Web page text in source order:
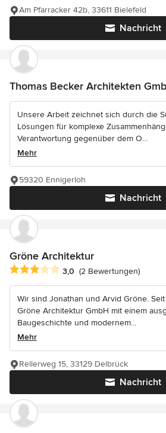
Nachricht
Am Pfarracker 42b, 33611 Bielefeld
Thomas Becker Architekten
Unsere Arbeit zeichnet sich durch die
Lösungen für komplexe
Verantwortung gegenüber dem O...
Mehr
Nachricht
59320 Ennigerloh
Gröne Architektur
Durchschnittliche Bewertung: 3 von 5
3,0 (2 Bewertungen)
Wir sind Jonathan und Arvid Gröne.
Gröne Architektur GmbH mit einem
Baugeschichte und modernem...
Mehr
Nachricht
Rellerweg 15, 33129 Delbrück